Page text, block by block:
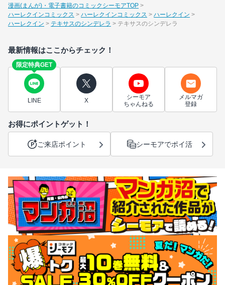
漫画(まんが)・電子書籍のコミックシーモアTOP
ハーレクインコミックス
ハーレクインコミックス
ハーレクイン
ハーレクイン
テキサスのシンデレラ テキサスのシンデレラ
最新情報はここからチェック！
限定特典GET
LINE X
シーモア
ちゃんねる
メルマガ
登録
お得にポイントゲット！
ご来店ポイント シーモアでポイ活